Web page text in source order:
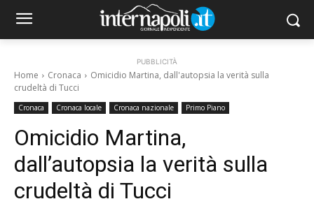
PUBBLICITÀ
Home Cronaca
Omicidio Martina, dall'autopsia la verità sulla
crudeltà di Tucci
Cronaca Cronaca locale Cronaca nazionale Primo Piano
Omicidio Martina,
dall’autopsia la verità sulla
crudeltà di Tucci